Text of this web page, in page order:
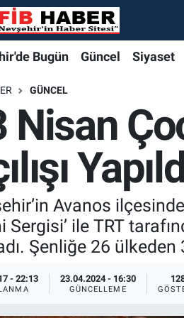
Bugün Güncel Siyaset
GÜNCEL
Nisan
Avanos
Sergisi’ ile TRT
Şenliğe 26 ülkeden
- 22:13 23.04.2024 - 16:30
GÜNCELLEME
ve Fikstür